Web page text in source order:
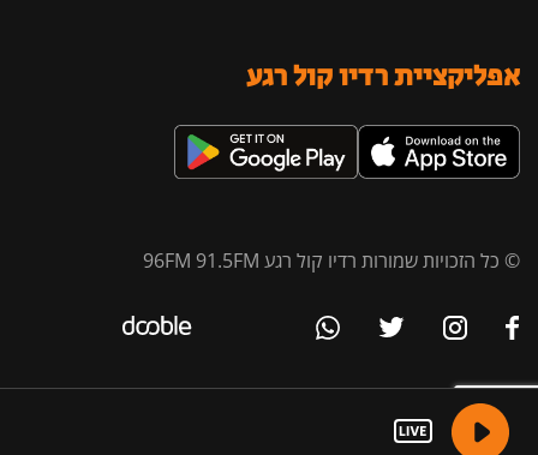
אפליקציית רדיו קול רגע
© כל הזכויות שמורות רדיו קול רגע 96FM 91.5FM